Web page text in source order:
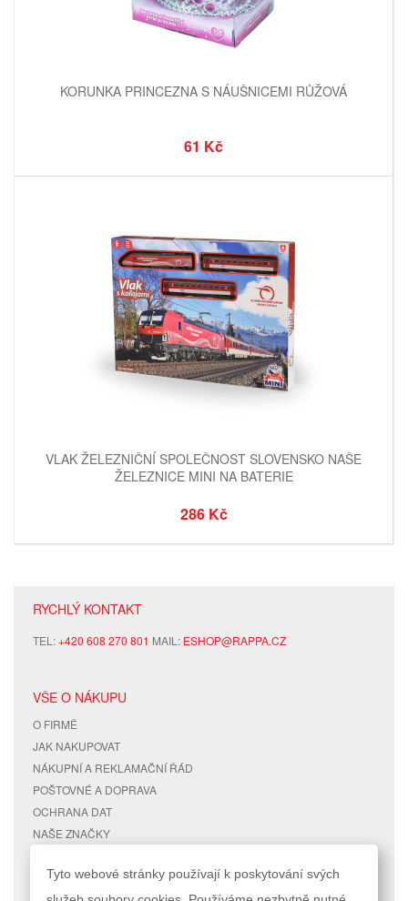
KORUNKA PRINCEZNA S NÁUŠNICEMI RŮŽOVÁ
61 Kč
VLAK ŽELEZNIČNÍ SPOLEČNOST SLOVENSKO NAŠE
ŽELEZNICE MINI NA BATERIE
286 Kč
RYCHLÝ KONTAKT
TEL:+420 608 270 801 MAIL: ESHOP@RAPPA.CZ
VŠE O NÁKUPU
O FIRMĚ
JAK NAKUPOVAT
NÁKUPNÍ A REKLAMAČNÍ ŘÁD
POŠTOVNÉ A DOPRAVA
OCHRANA DAT
NAŠE ZNAČKY
Tyto webové stránky používají k poskytování svých